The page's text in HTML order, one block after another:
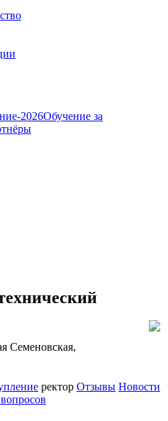
2026Обучение за
Семеновская,
ректор Отзывы Новости